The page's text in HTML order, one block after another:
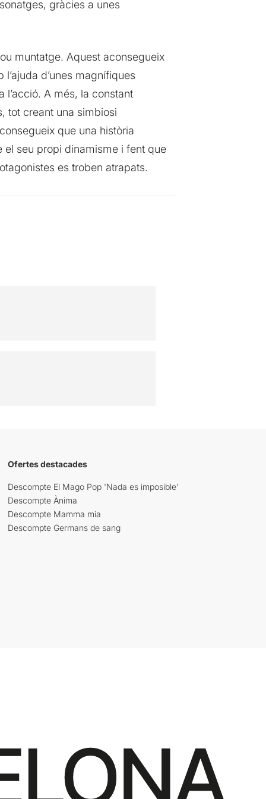
gràcies a unes
muntatge. Aquest aconsegueix
d’unes magnífiques
l’acció. A més, la constant
tot creant una simbiosi
que una història
el seu propi dinamisme i fent que
es troben atrapats.
Ofertes destacades
Descompte El Mago Pop 'Nada es imposible'
Descompte Ànima
Descompte Mamma mia
Descompte Germans de sang